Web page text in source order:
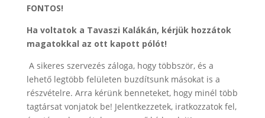
FONTOS!
Ha voltatok a Tavaszi Kalákán, kérjük hozzátok
magatokkal az ott kapott pólót!
A sikeres szervezés záloga, hogy többször, és a
lehető legtöbb felületen buzdítsunk másokat is a
részvételre. Arra kérünk benneteket, hogy minél több
tagtársat vonjatok be! Jelentkezzetek, iratkozzatok fel,